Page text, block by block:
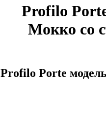
Profilo
Мокко со
Profilo Porte